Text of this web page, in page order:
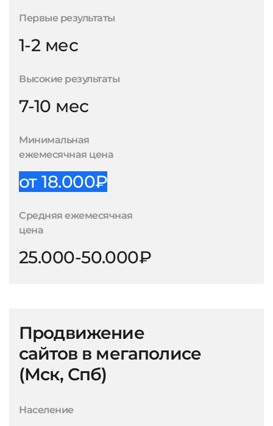
Первые результаты
1-2 мес
Высокие результаты
7-10 мес
Минимальная
ежемесячная цена
от 18.000₽
Средняя ежемесячная
цена
25.000-50.000₽
Продвижение
сайтов в мегаполисе
(Мск, Спб)
Население